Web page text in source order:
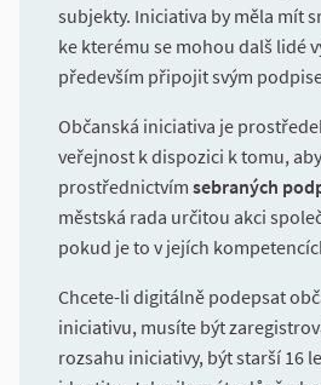
subjekty. Iniciativa by měla mít
ke kterému se mohou dalš lidé
především připojit svým
Občanská iniciativa je
veřejnost k dispozici k tomu, aby
prostřednictvím sebraných
městská rada určitou akci
pokud je to v jejích
Chcete-li digitálně podepsat
iniciativu, musíte být
rozsahu iniciativy, být starší 16